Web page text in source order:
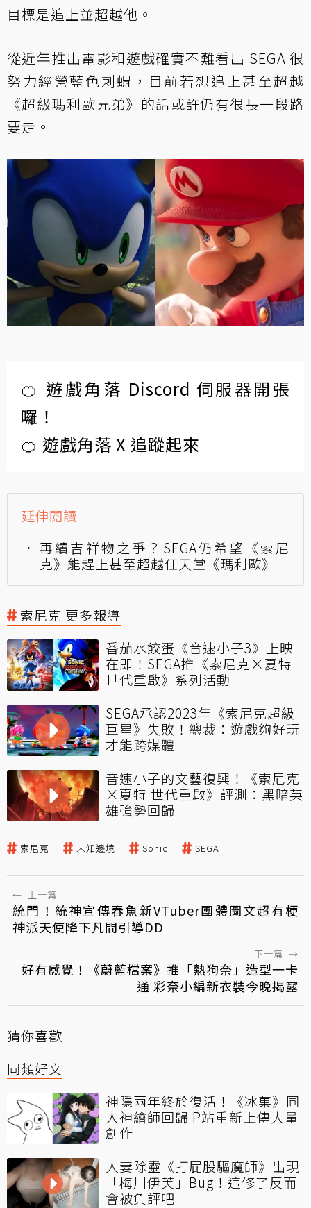
目標是追上並超越他。
從近年推出電影和遊戲確實不難看出 SEGA 很
努力經營藍色刺蝟，目前若想追上甚至超越
《超級瑪利歐兄弟》的話或許仍有很長一段路
要走。
🍊 遊戲角落 Discord 伺服器開張
囉！
🍊 遊戲角落 X 追蹤起來
延伸閱讀
再續吉祥物之爭？SEGA仍希望《索尼
克》能趕上甚至超越任天堂《瑪利歐》
索尼克 更多報導
番茄水餃蛋《音速小子3》上映
在即！SEGA推《索尼克×夏特
世代重啟》系列活動
SEGA承認2023年《索尼克超級
巨星》失敗！總裁：遊戲夠好玩
才能跨媒體
音速小子的文藝復興！《索尼克
×夏特 世代重啟》評測：黑暗英
雄強勢回歸
索尼克 未知邊境 Sonic SEGA
← 上一篇
統門！統神宣傳春魚新VTuber團體圖文超有梗
神派天使降下凡間引導DD
下一篇 →
好有感覺！《蔚藍檔案》推「熱狗奈」造型一卡
通 彩奈小編新衣裝今晚揭露
猜你喜歡
同類好文
神隱兩年終於復活！《冰菓》同
人神繪師回歸 P站重新上傳大量
創作
人妻除靈《打屁股驅魔師》出現
「梅川伊芙」Bug！這修了反而
會被負評吧